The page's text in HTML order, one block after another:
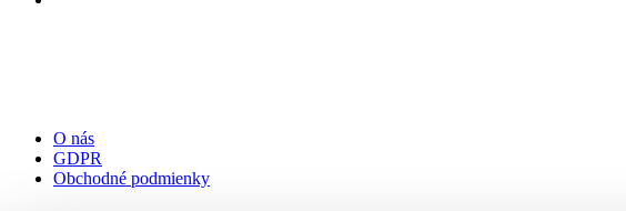
O nás
GDPR
Obchodné podmienky